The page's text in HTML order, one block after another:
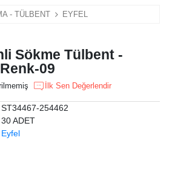
- TÜLBENT EYFEL
Sökme Tülbent -
09
İlk Sen Değerlendir
ST34467-254462
30 ADET
Eyfel